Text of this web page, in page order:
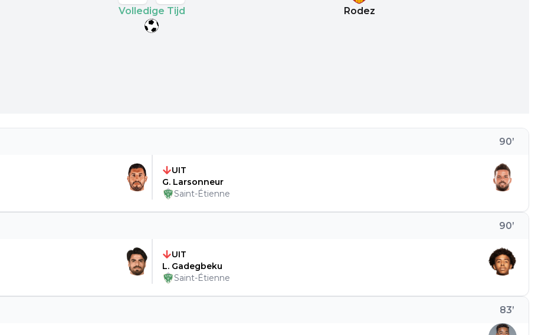
Volledige Tijd Rodez
83’
90’
UIT
L. Gadegbeku
Saint-Étienne
90’
UIT
G. Larsonneur
Saint-Étienne